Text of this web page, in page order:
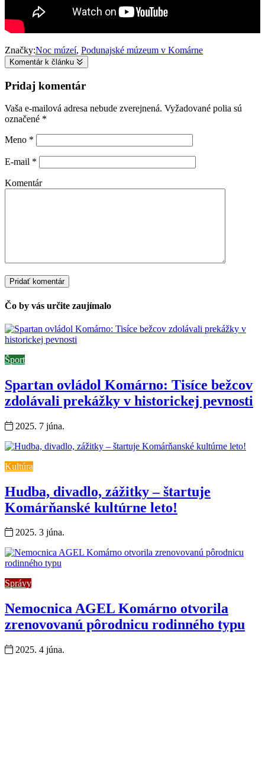
Značky:Noc múzeí, Podunajské múzeum v Komárne
Komentár k článku
Pridaj komentár
Vaša e-mailová adresa nebude zverejnená. Vyžadované polia sú
označené *
Meno *
E-mail *
Komentár
Čo by vás určite zaujímalo
Šport
Spartan ovládol Komárno: Tisíce bežcov
zdolávali prekážky v historickej pevnosti
2025. 7 júna.
Kultúra
Hudba, divadlo, zážitky – štartuje
Komárňanské kultúrne leto!
2025. 3 júna.
Správy
Nemocnica AGEL Komárno otvorila
zrenovovanú pôrodnicu rodinného typu
2025. 4 júna.